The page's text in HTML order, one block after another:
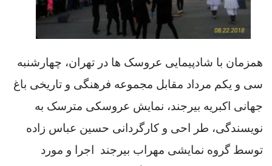
همزمان با شادپیمایی عروسک ها در تهران، چهارشنبه
سی و یکم مرداد مقابل مجموعه فرهنگی و تاریخی باغ
جهانی اکبریه بیرجند، نمایش عروسکی مترسک به
نویسندگی، طر احی و کارگردانی حسین عباس زاده
توسط گروه نمایشی مهراب بیرجند اجرا و مورد